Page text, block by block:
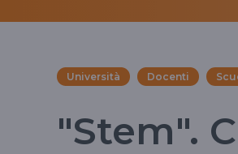
Università Docenti
"Stem".